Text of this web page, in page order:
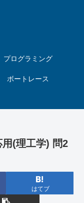
プログラミング
ボートレース
(理工学) 問2
はてブ